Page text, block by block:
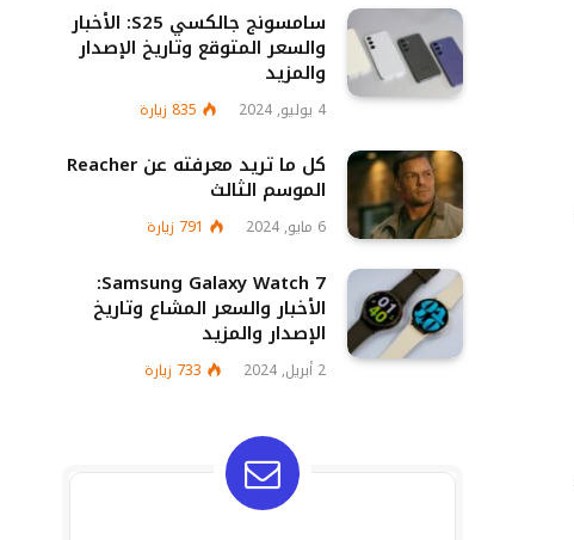
سامسونج جالكسي S25: الأخبار
والسعر المتوقع وتاريخ الإصدار
والمزيد
4 يوليو, 2024 835 زيارة
كل ما تريد معرفته عن Reacher
الموسم الثالث
6 مايو, 2024 791 زيارة
Samsung Galaxy Watch 7:
الأخبار والسعر المشاع وتاريخ
الإصدار والمزيد
2 أبريل, 2024 733 زيارة